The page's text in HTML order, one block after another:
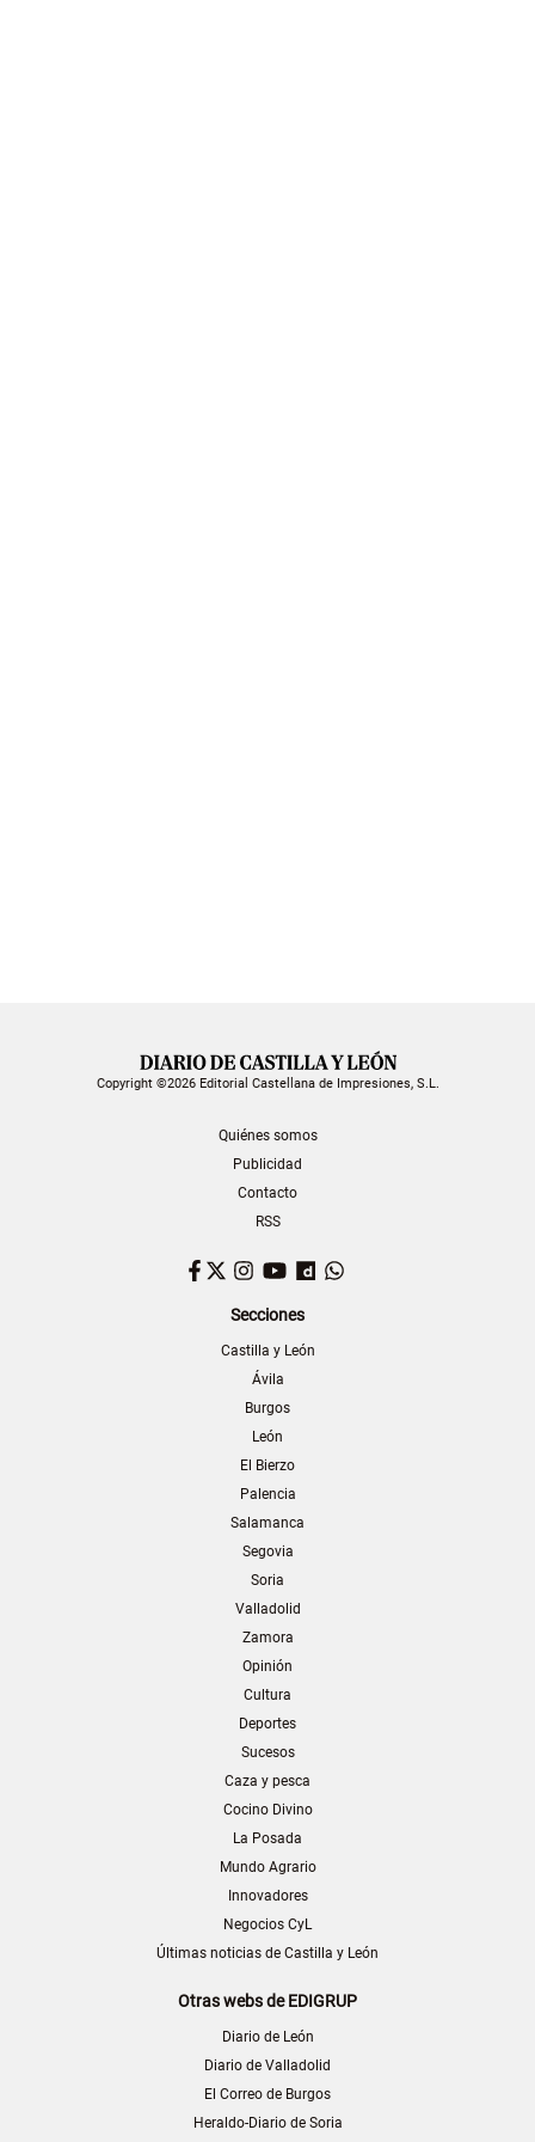
Copyright ©2026 Editorial Castellana de Impresiones, S.L.
Quiénes somos
Publicidad
Contacto
RSS
Facebook
TwitterInstagram
YouTubeDailymotion
Secciones
Castilla y León
Ávila
Burgos
León
El Bierzo
Palencia
Salamanca
Segovia
Soria
Valladolid
Zamora
Opinión
Cultura
Deportes
Sucesos
Caza y pesca
Cocino Divino
La Posada
Mundo Agrario
Innovadores
Negocios CyL
Últimas noticias de Castilla y León
Otras webs de EDIGRUP
Diario de León
Diario de Valladolid
El Correo de Burgos
Heraldo-Diario de Soria